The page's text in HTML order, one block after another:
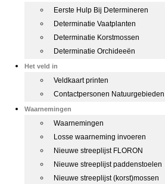
Eerste Hulp Bij Determineren
Determinatie Vaatplanten
Determinatie Korstmossen
Determinatie Orchideeën
Het veld in
Veldkaart printen
Contactpersonen Natuurgebieden
Waarnemingen
Waarnemingen
Losse waarneming invoeren
Nieuwe streeplijst FLORON
Nieuwe streeplijst paddenstoelen
Nieuwe streeplijst (korst)mossen